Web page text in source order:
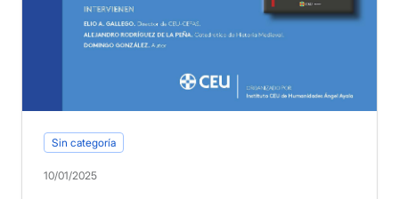
Sin categoría
10/01/2025